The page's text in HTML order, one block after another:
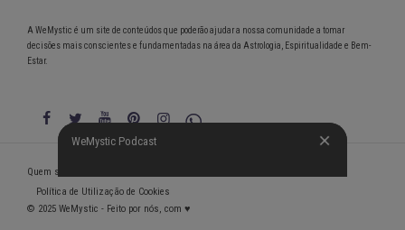
WeMystic Podcast
A WeMystic é um site de conteúdos que poderão ajudar a nossa comunidade a tomar
decisões mais conscientes e fundamentadas na área da Astrologia, Espiritualidade e Bem-
Estar.
WeMystic Podcast
Quem somos
Política de Utilização de Cookies
© 2025 WeMystic - Feito por nós, com ♥